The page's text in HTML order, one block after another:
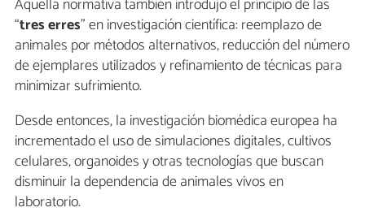
Aquella normativa también introdujo el principio de las
“tres erres” en investigación científica: reemplazo de
animales por métodos alternativos, reducción del número
de ejemplares utilizados y refinamiento de técnicas para
minimizar sufrimiento.
Desde entonces, la investigación biomédica europea ha
incrementado el uso de simulaciones digitales, cultivos
celulares, organoides y otras tecnologías que buscan
disminuir la dependencia de animales vivos en
laboratorio.